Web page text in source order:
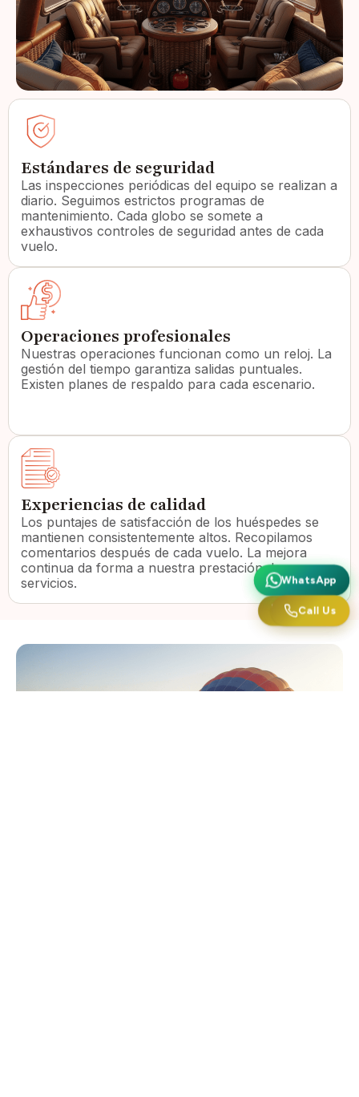
Estándares de seguridad
Las inspecciones periódicas del equipo se realizan a
diario. Seguimos estrictos programas de
mantenimiento. Cada globo se somete a
exhaustivos controles de seguridad antes de cada
vuelo.
Operaciones profesionales
Nuestras operaciones funcionan como un reloj. La
gestión del tiempo garantiza salidas puntuales.
Existen planes de respaldo para cada escenario.
Experiencias de calidad
Los puntajes de satisfacción de los huéspedes se
mantienen consistentemente altos. Recopilamos
comentarios después de cada vuelo. La mejora
continua da forma a nuestra prestación de
servicios.
WhatsApp
Llámanos
WhatsApp
Call Us